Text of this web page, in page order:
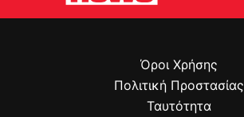
Όροι Χρήσης
Πολιτική Προστασίας
Ταυτότητα